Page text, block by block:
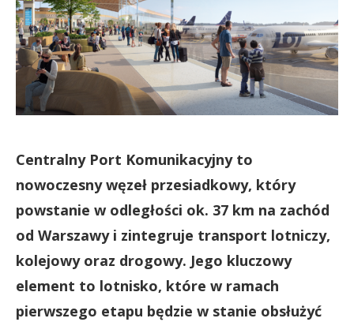
Centralny Port Komunikacyjny to
nowoczesny węzeł przesiadkowy, który
powstanie w odległości ok. 37 km na zachód
od Warszawy i zintegruje transport lotniczy,
kolejowy oraz drogowy. Jego kluczowy
element to lotnisko, które w ramach
pierwszego etapu będzie w stanie obsłużyć